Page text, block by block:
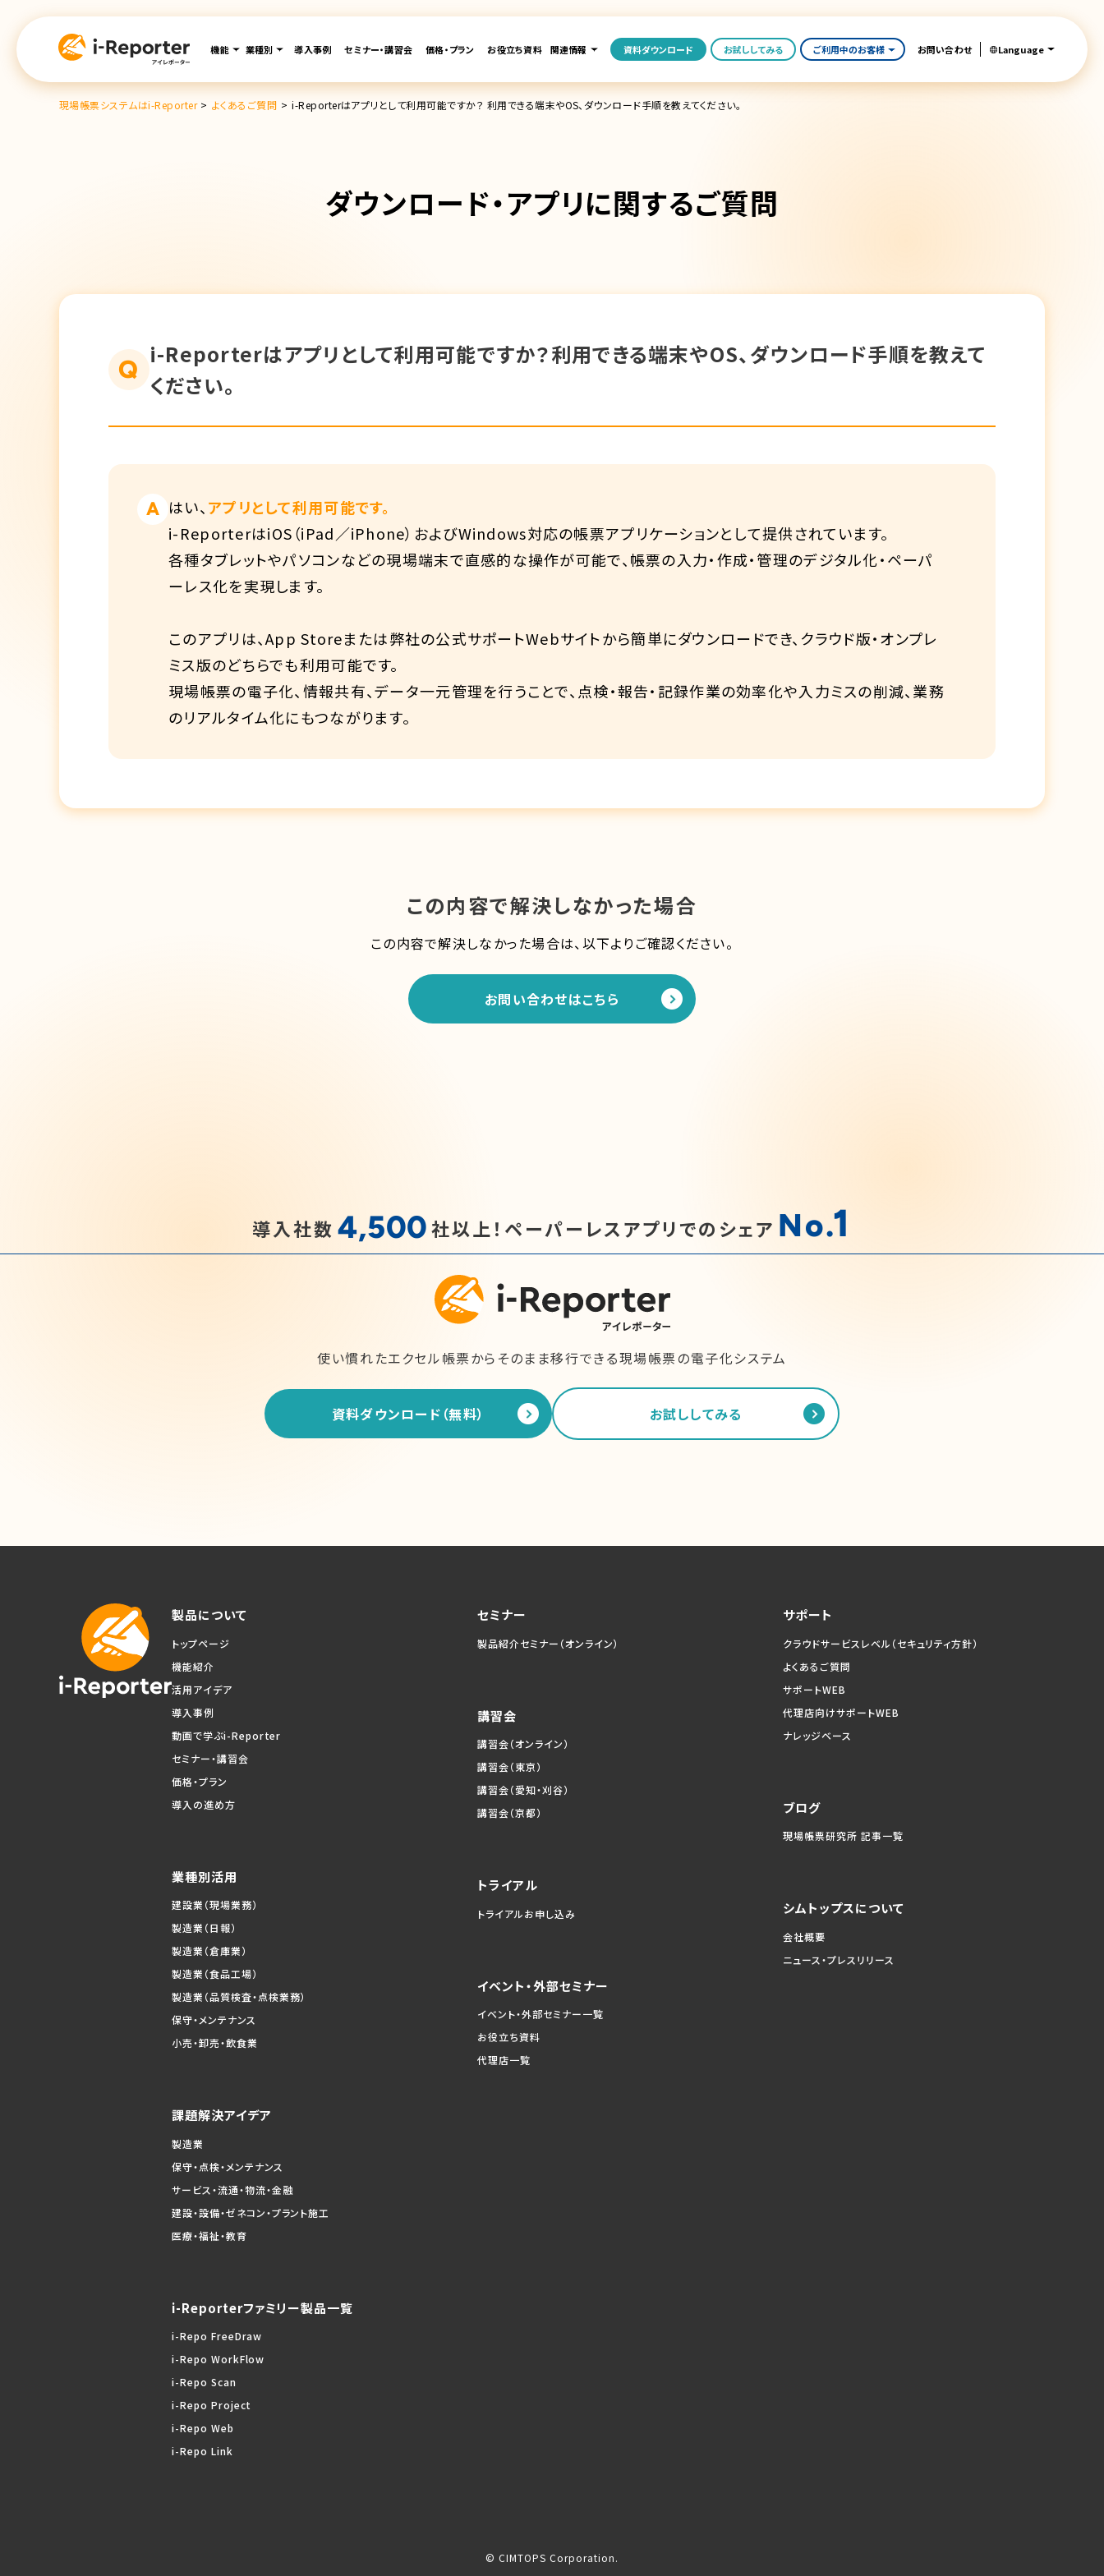
機能 業種別 導入事例 セミナー・講習会 価格・プラン お役立ち資料 関連情報 資料ダウンロード お試ししてみる ご利用中のお客様 お問い合わせ Language
現場帳票システムはi-Reporter> よくあるご質問 >i-Reporterはアプリとして利用可能ですか？ 利用できる端末やOS、ダウンロード手順を教えてください。
ダウンロード・アプリに関するご質問
Q
i-Reporterはアプリとして利用可能ですか？利用できる端末やOS、ダウンロード手順を教えて
ください。
A はい、 アプリとして利用可能です。
i-ReporterはiOS（iPad／iPhone）およびWindows対応の帳票アプリケーションとして提供されています。
各種タブレットやパソコンなどの現場端末で直感的な操作が可能で、帳票の入力・作成・管理のデジタル化・ペーパ
ーレス化を実現します。
このアプリは、App Storeまたは弊社の公式サポートWebサイトから簡単にダウンロードでき、クラウド版・オンプレ
ミス版のどちらでも利用可能です。
現場帳票の電子化、情報共有、データ一元管理を行うことで、点検・報告・記録作業の効率化や入力ミスの削減、業務
のリアルタイム化にもつながります。
この内容で解決しなかった場合
この内容で解決しなかった場合は、以下よりご確認ください。
お問い合わせはこちら
導入社数 4,500社以上！ ペーパーレスアプリでのシェア No.1
使い慣れたエクセル帳票からそのまま移行できる現場帳票の電子化システム
資料ダウンロード（無料） お試ししてみる
製品について
トップページ
機能紹介
活用アイデア
導入事例
動画で学ぶi-Reporter
セミナー・講習会
価格・プラン
導入の進め方
業種別活用
建設業（現場業務）
製造業（日報）
製造業（倉庫業）
製造業（食品工場）
製造業（品質検査・点検業務）
保守・メンテナンス
小売・卸売・飲食業
課題解決アイデア
製造業
保守・点検・メンテナンス
サービス・流通・物流・金融
建設・設備・ゼネコン・プラント施工
医療・福祉・教育
i-Reporterファミリー製品一覧
i-Repo FreeDraw
i-Repo WorkFlow
i-Repo Scan
i-Repo Project
i-Repo Web
i-Repo Link
セミナー
製品紹介セミナー（オンライン）
講習会
講習会（オンライン）
講習会（東京）
講習会（愛知・刈谷）
講習会（京都）
トライアル
トライアルお申し込み
イベント・外部セミナー
イベント・外部セミナー一覧
お役立ち資料
代理店一覧
サポート
クラウドサービスレベル （セキュリティ方針）
よくあるご質問
サポートWEB
代理店向けサポートWEB
ナレッジベース
ブログ
現場帳票研究所 記事一覧
シムトップスについて
会社概要
ニュース・プレスリリース
© CIMTOPS Corporation.